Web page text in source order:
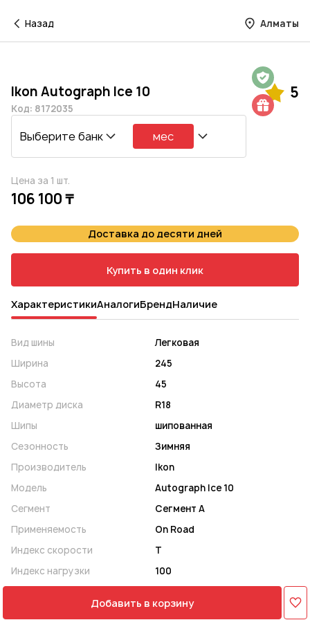
Назад Алматы
Ikon Autograph Ice 10 5
Код: 8172035
Выберите банк мес
Цена за 1 шт.
106 100 ₸
Доставка до десяти дней
Купить в один клик
ХарактеристикиАналогиБрендНаличие
Вид шины
Легковая
Ширина
245
Высота
45
Диаметр диска
R18
Шипы
шипованная
Сезонность
Зимняя
Производитель
Ikon
Модель
Autograph Ice 10
Сегмент
Сегмент A
Применяемость
On Road
Индекс скорости
T
Индекс нагрузки
100
Добавить в корзину